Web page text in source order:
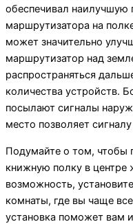
обеспечивал наилучшую
маршрутизатора на
может значительно
маршрутизатор над
распространяться
количества устройств.
посылают сигналы
место позволяет
Подумайте о том, чтобы
книжную полку в центре
возможность,
комнаты, где вы чаще
установка поможет вам